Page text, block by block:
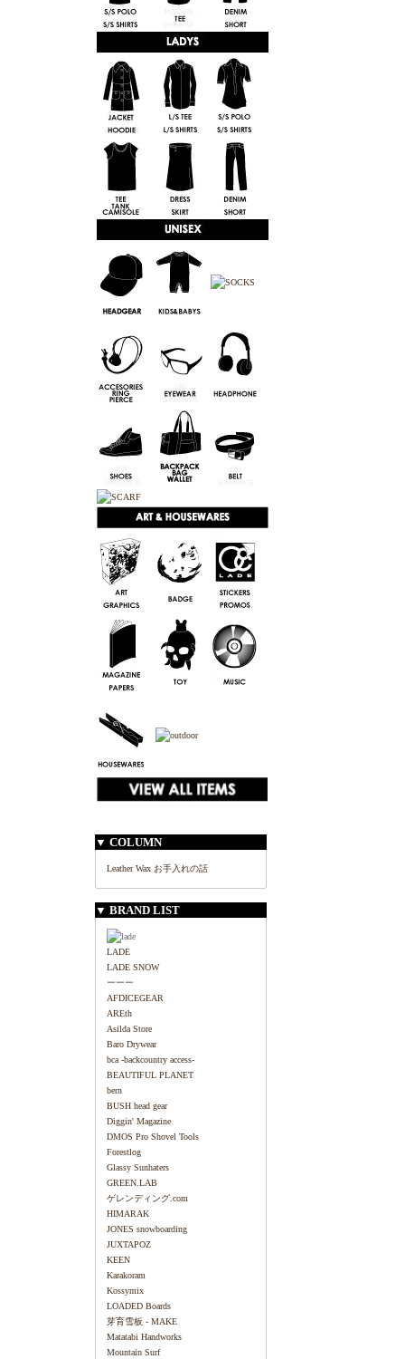
▼ COLUMN
Leather Wax お手入れの話
▼ BRAND LIST
LADE
LADE SNOW
ーーー
AFDICEGEAR
AREth
Asilda Store
Baro Drywear
bca -backcountry access-
BEAUTIFUL PLANET
bern
BUSH head gear
Diggin' Magazine
DMOS Pro Shovel Tools
Forestlog
Glassy Sunhaters
GREEN.LAB
ゲレンディング.com
HIMARAK
JONES snowboarding
JUXTAPOZ
KEEN
Karakoram
Kossymix
LOADED Boards
芽育雪板 - MAKE
Matatabi Handworks
Mountain Surf